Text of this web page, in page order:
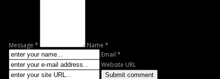
Message *
Name *
Email *
Website URL